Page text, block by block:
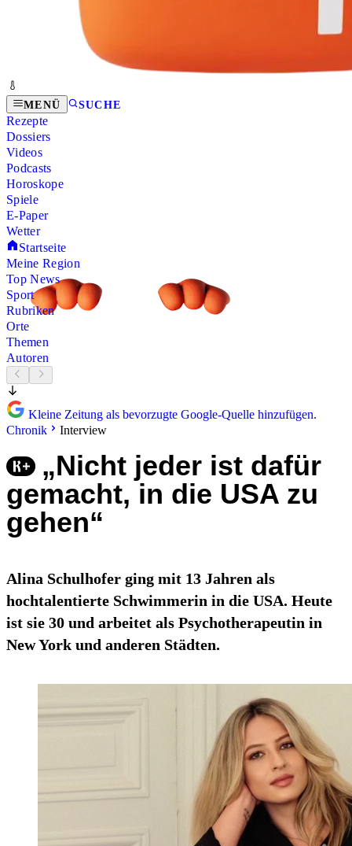
MENÜ SUCHE
Rezepte
Dossiers
Videos
Podcasts
Horoskope
Spiele
E-Paper
Wetter
Startseite
Meine Region
Top News
Sport
Rubriken
Orte
Themen
Autoren
Kleine Zeitung als bevorzugte Google-Quelle hinzufügen.
Chronik
Interview
„Nicht jeder ist dafür
gemacht, in die USA zu
gehen“
Alina Schulhofer ging mit 13 Jahren als
hochtalentierte Schwimmerin in die USA. Heute
ist sie 30 und arbeitet als Psychotherapeutin in
New York und anderen Städten.